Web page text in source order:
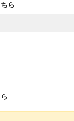
ら